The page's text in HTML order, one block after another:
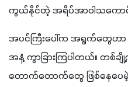
ကွယ်နိုင်တဲ့ အရိပ်အာဝါသကော
အပင်ကြီးပေါ်က အရွက်တွေဟ
အနံ့ ကွာခြားကြပါတယ်။ တစ်ခ
တောက်တောက်တွေ ဖြစ်နေ‌ပေမဲ့ အခြားကိုင်းတွေမှာ စိမ်းစိမ်းပုပ်